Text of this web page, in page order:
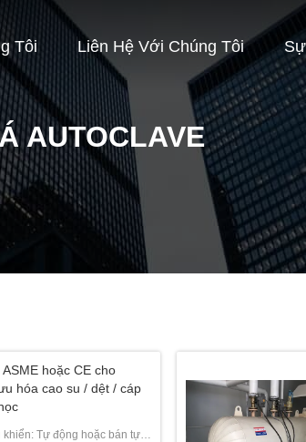
Tôi Liên Hệ Với Chúng Tôi
AUTOCLAVE
hoặc CE cho
hóa cao su / dệt / cáp
khiển: Tự động hoặc bán tự